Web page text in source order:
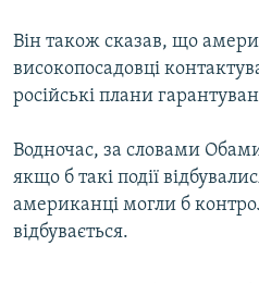
Він також сказав, що
високопосадовці
російські плани
Водночас, за словами
якщо б такі події
американці могли б
відбувається.